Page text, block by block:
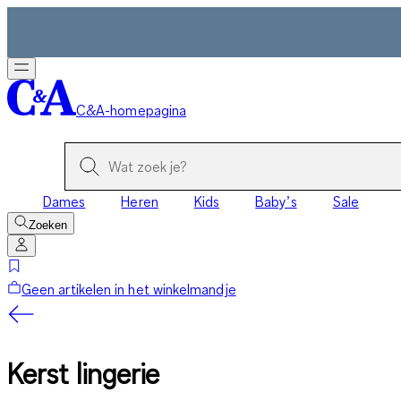
C&A-homepagina
Dames Heren Kids Baby’s Sale
Zoeken
Geen artikelen in het winkelmandje
Kerst lingerie